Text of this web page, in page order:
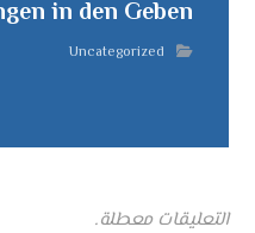
in den Geben
Uncategorized
التعليقات معطلة.